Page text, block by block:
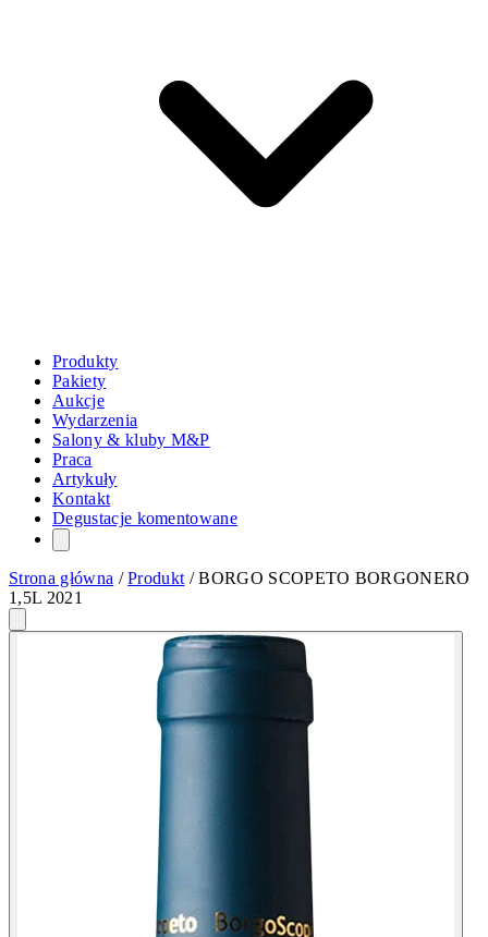
Produkty
Pakiety
Aukcje
Wydarzenia
Salony & kluby M&P
Praca
Artykuły
Kontakt
Degustacje komentowane
Strona główna /Produkt /BORGO SCOPETO BORGONERO
1,5L 2021